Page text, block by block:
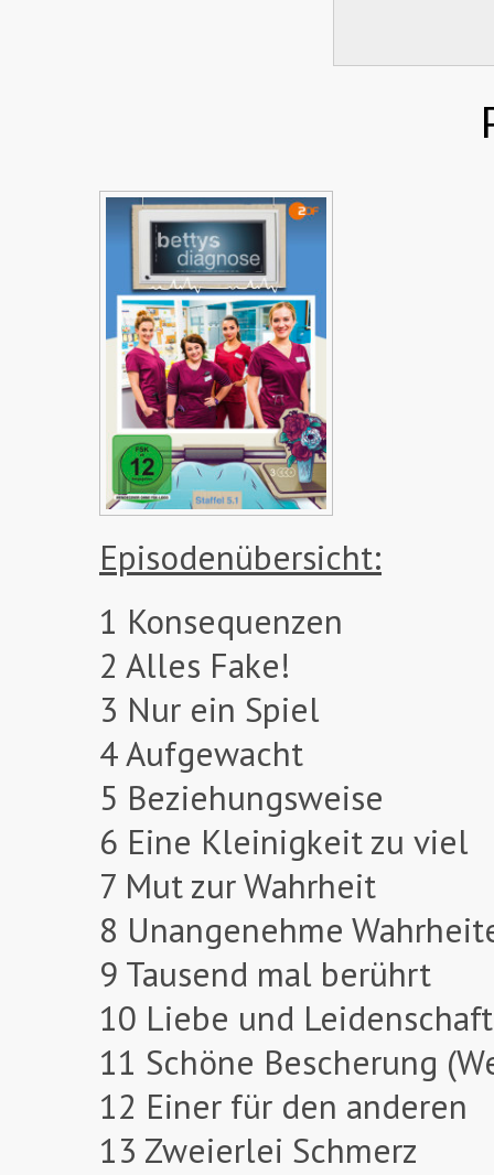
Episodenübersicht:
1 Konsequenzen
2 Alles Fake!
3 Nur ein Spiel
4 Aufgewacht
5 Beziehungsweise
6 Eine Kleinigkeit zu viel
7 Mut zur Wahrheit
8 Unangenehme
9 Tausend mal berührt
10 Liebe und Leidenschaft
11 Schöne Bescherung
12 Einer für den anderen
13 Zweierlei Schmerz